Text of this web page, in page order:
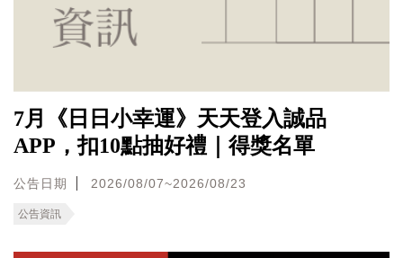
7月《日日小幸運》天天登入誠品
APP，扣10點抽好禮｜得獎名單
公告日期 2026/08/07~2026/08/23
公告資訊